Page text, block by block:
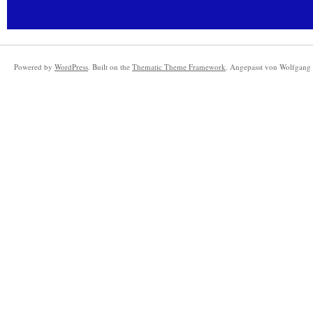
Powered by WordPress. Built on the Thematic Theme Framework. Angepasst von